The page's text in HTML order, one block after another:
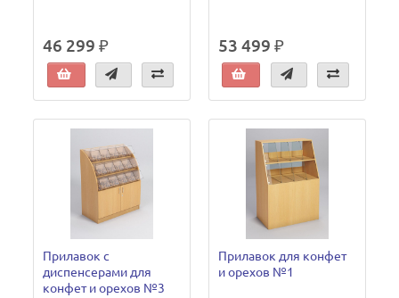
46 299 ₽ 53 499 ₽
Прилавок c
диспенсерами для
конфет и орехов №3
Прилавок для конфет
и орехов №1